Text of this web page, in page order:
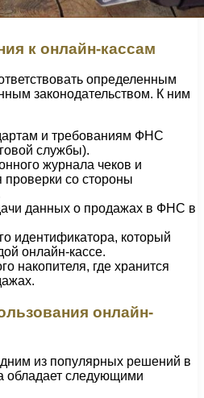
к онлайн-кассам
определенным
законодательством. К ним
и требованиям ФНС
службы).
журнала чеков и
проверки со стороны
данных о продажах в ФНС в
идентификатора, который
онлайн-кассе.
накопителя, где хранится
онлайн-
из популярных решений в
обладает следующими